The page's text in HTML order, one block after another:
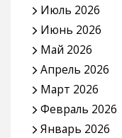
Июль 2026
Июнь 2026
Май 2026
Апрель 2026
Март 2026
Февраль 2026
Январь 2026